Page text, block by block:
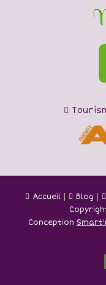
Accueil Blog
Conception